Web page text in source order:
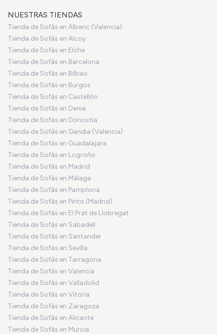
NUESTRAS TIENDAS
Tienda de Sofás en Alberic (Valencia)
Tienda de Sofás en Alcoy
Tienda de Sofás en Elche
Tienda de Sofás en Barcelona
Tienda de Sofás en Bilbao
Tienda de Sofás en Burgos
Tienda de Sofás en Castellón
Tienda de Sofás en Denia
Tienda de Sofás en Donostia
Tienda de Sofás en Gandia (Valencia)
Tienda de Sofás en Guadalajara
Tienda de Sofás en Logroño
Tienda de Sofás en Madrid
Tienda de Sofás en Málaga
Tienda de Sofás en Pamplona
Tienda de Sofás en Pinto (Madrid)
Tienda de Sofás en El Prat de Llobregat
Tienda de Sofás en Sabadell
Tienda de Sofás en Santander
Tienda de Sofás en Sevilla
Tienda de Sofás en Tarragona
Tienda de Sofás en Valencia
Tienda de Sofás en Valladolid
Tienda de Sofás en Vitoria
Tienda de Sofás en Zaragoza
Tienda de Sofás en Alicante
Tienda de Sofás en Murcia